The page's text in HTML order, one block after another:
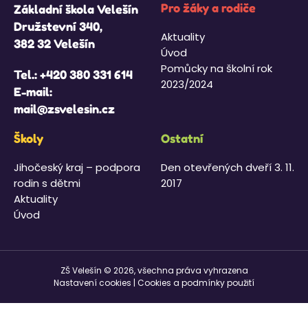
Základní škola Velešín
Družstevní 340,
382 32 Velešín
Tel.:+420 380 331 614
E-mail:
mail@zsvelesin.cz
Pro žáky a rodiče
Aktuality
Úvod
Pomůcky na školní rok
2023/2024
Školy
Jihočeský kraj – podpora
rodin s dětmi
Aktuality
Úvod
Ostatní
Den otevřených dveří 3. 11.
2017
ZŠ Velešín © 2026, všechna práva vyhrazena
Nastavení cookies Cookies a podmínky použití